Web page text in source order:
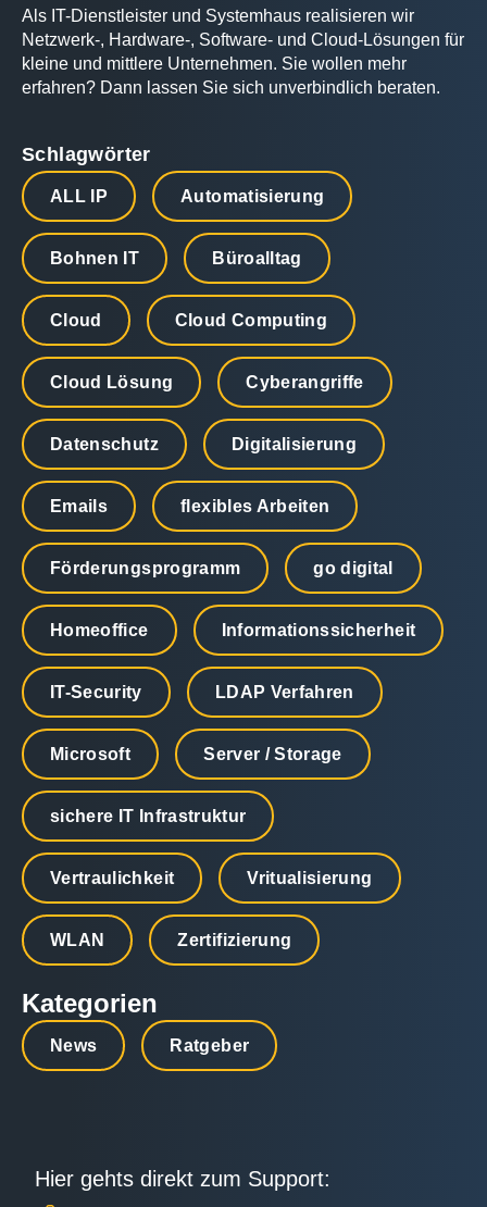
Als IT-Dienstleister und Systemhaus realisieren wir
Netzwerk-, Hardware-, Software- und Cloud-Lösungen für
kleine und mittlere Unternehmen. Sie wollen mehr
erfahren? Dann lassen Sie sich unverbindlich beraten.
Schlagwörter
ALL IP Automatisierung
Bohnen IT Büroalltag
Cloud Cloud Computing
Cloud Lösung Cyberangriffe
Datenschutz Digitalisierung
Emails flexibles Arbeiten
Förderungsprogramm go digital
Homeoffice Informationssicherheit
IT-Security LDAP Verfahren
Microsoft Server / Storage
sichere IT Infrastruktur
Vertraulichkeit Vritualisierung
WLAN Zertifizierung
Kategorien
News Ratgeber
Hier gehts direkt zum Support: